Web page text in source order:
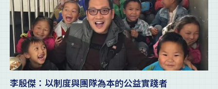
李殷傑：以制度與團隊為本的公益實踐者